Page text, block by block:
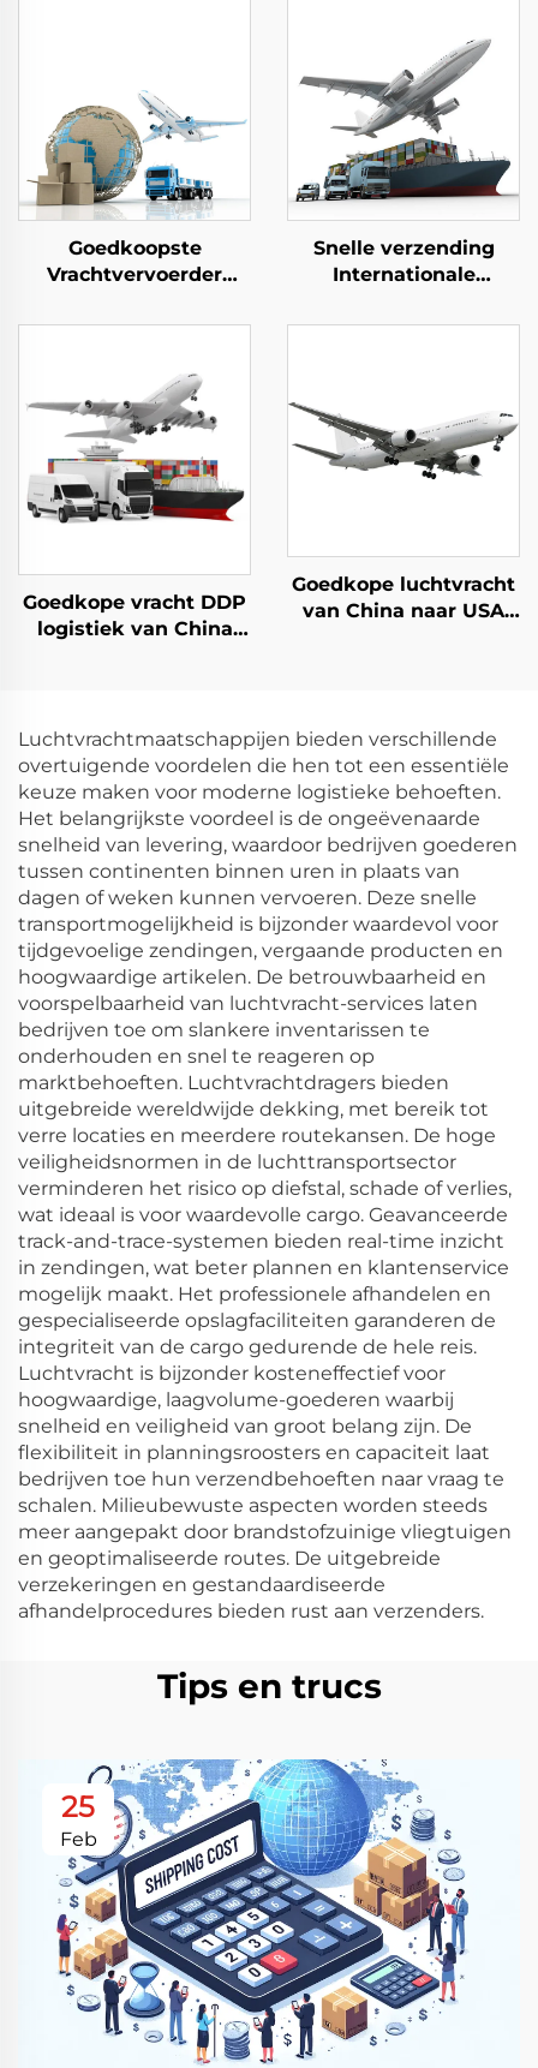
Goedkoopste
Vrachtvervoerder
Verzenddienst Freight
DDP FBA
Luchtexpress Vanuit
China
Snelle verzending
Internationale
deur tot deur
Verenigd Koninkrijk
Goedkope vracht DDP
logistiek van China
Portugal UPS DHL
Express verzending
agent
Goedkope luchtvracht
van China naar USA
Luchtvrachtmaatschappijen bieden verschillende
overtuigende voordelen die hen tot een essentiële
keuze maken voor moderne logistieke behoeften.
Het belangrijkste voordeel is de ongeëvenaarde
snelheid van levering, waardoor bedrijven goederen
tussen continenten binnen uren in plaats van
dagen of weken kunnen vervoeren. Deze snelle
transportmogelijkheid is bijzonder waardevol voor
tijdgevoelige zendingen, vergaande producten en
hoogwaardige artikelen. De betrouwbaarheid en
voorspelbaarheid van luchtvracht-services laten
bedrijven toe om slankere inventarissen te
onderhouden en snel te reageren op
marktbehoeften. Luchtvrachtdragers bieden
uitgebreide wereldwijde dekking, met bereik tot
verre locaties en meerdere routekansen. De hoge
veiligheidsnormen in de luchttransportsector
verminderen het risico op diefstal, schade of verlies,
wat ideaal is voor waardevolle cargo. Geavanceerde
track-and-trace-systemen bieden real-time inzicht
in zendingen, wat beter plannen en klantenservice
mogelijk maakt. Het professionele afhandelen en
gespecialiseerde opslagfaciliteiten garanderen de
integriteit van de cargo gedurende de hele reis.
Luchtvracht is bijzonder kosteneffectief voor
hoogwaardige, laagvolume-goederen waarbij
snelheid en veiligheid van groot belang zijn. De
flexibiliteit in planningsroosters en capaciteit laat
bedrijven toe hun verzendbehoeften naar vraag te
schalen. Milieubewuste aspecten worden steeds
meer aangepakt door brandstofzuinige vliegtuigen
en geoptimaliseerde routes. De uitgebreide
verzekeringen en gestandaardiseerde
afhandelprocedures bieden rust aan verzenders.
Tips en trucs
25
Feb